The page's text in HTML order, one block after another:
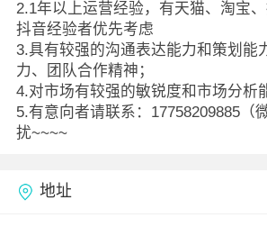
2.1年以上运营经验，有天猫、淘宝
抖音经验者优先考虑
3.具有较强的沟通表达能力和策划能
力、团队合作精神；
4.对市场有较强的敏锐度和市场分析
5.有意向者请联系：17758209885（
扰~~~~
地址